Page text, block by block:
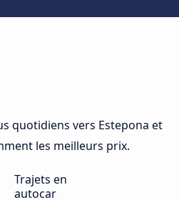
quotidiens vers Estepona et
les meilleurs prix.
Trajets en
autocar